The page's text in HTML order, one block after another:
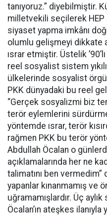
tanıyoruz.” diyebilmiştir.
milletvekili seçilerek HEP
siyaset yapma imkânı
olumlu gelişmeyi dikkate
ısrar etmiştir. Üstelik
reel sosyalist sistem
ülkelerinde sosyalist
PKK dünyadaki bu reel
“Gerçek sosyalizmi biz
terör eylemlerini sürdürme
yöntemde ısrar, terör
rağmen PKK bu terör
Abdullah Öcalan o
açıklamalarında her ne
talimatını ben
yapanlar kınanmamış ve
uğramamışlardır. Üç
Öcalan’ın ateşkes